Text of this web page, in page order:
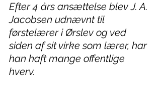
Efter 4 års ansættelse blev J. A.
Jacobsen udnævnt til
førstelærer i Ørslev og ved
siden af sit virke som lærer, har
han haft mange offentlige
hverv.